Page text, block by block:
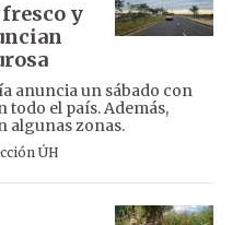
fresco y
anuncia un sábado con
todo el país. Además,
algunas zonas.
ÚH